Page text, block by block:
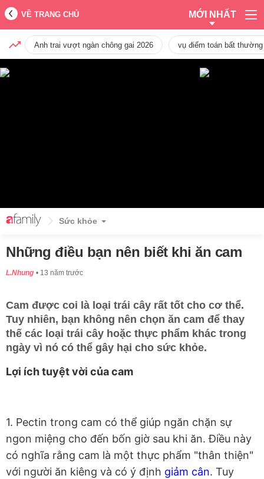
VỀ TRANG CHỦ MỚI NHẤT
Anh trai vượt ngàn chông gai 2026 vụ điểm toán bất
Sức khỏe
Những điều bạn nên biết khi ăn cam
L.Nhung 13 năm trước
Cam được coi là loại trái cây rất tốt cho cơ thể.
Tuy nhiên, bạn không nên chọn ăn cam để thay
thế các loại trái cây hoặc thực phẩm khác trong
ngày vì nó có thể gây hại cho sức khỏe.
Lợi ích tuyệt vời của cam
1. Pectin trong cam có thể giúp ngăn chặn sự
ngon miệng cho đến bốn giờ sau khi ăn. Điều này
có nghĩa rằng cam là một thực phẩm "thân thiện"
với người ăn kiêng và có ý định giảm cân. Tuy